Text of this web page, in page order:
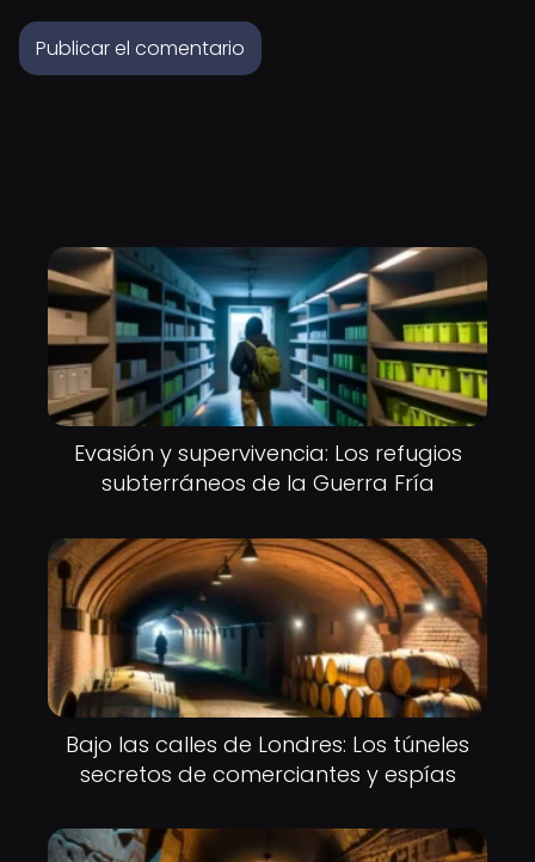
Evasión y supervivencia: Los refugios
subterráneos de la Guerra Fría
Bajo las calles de Londres: Los túneles
secretos de comerciantes y espías